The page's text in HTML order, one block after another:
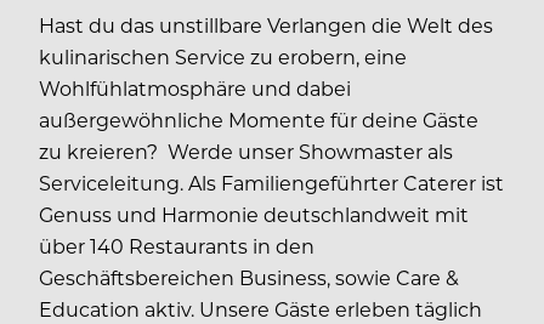
Hast du das unstillbare Verlangen die Welt des
kulinarischen Service zu erobern, eine
Wohlfühlatmosphäre und dabei
außergewöhnliche Momente für deine Gäste
zu kreieren? Werde unser Showmaster als
Serviceleitung. Als Familiengeführter Caterer ist
Genuss und Harmonie deutschlandweit mit
über 140 Restaurants in den
Geschäftsbereichen Business, sowie Care &
Education aktiv. Unsere Gäste erleben täglich